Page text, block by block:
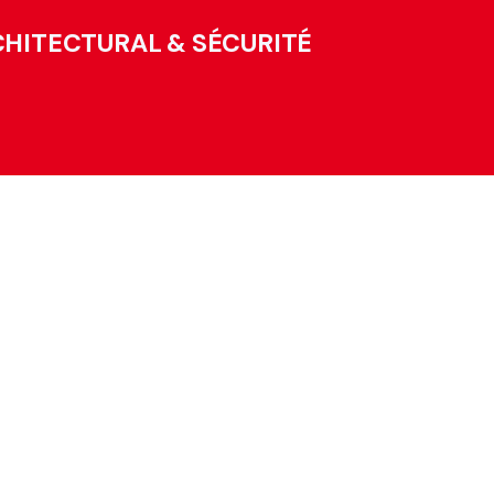
& SÉCURITÉ